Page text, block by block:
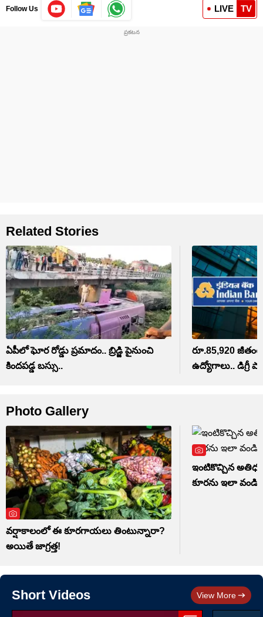
Follow Us LIVE TV
Related Stories
ఏపీలో ఘోర రోడ్డు ప్రమాదం.. బ్రిడ్జి పైనుంచి
కిందపడ్డ బస్సు..
రూ.85,920
ఉద్యోగాలు.. డిగ్రీ
Photo Gallery
వర్షాకాలంలో ఈ కూరగాయలు తింటున్నారా?
అయితే జాగ్రత్త!
ఇంటికొచ్చిన
కూరను ఇలా
Short Videos View More